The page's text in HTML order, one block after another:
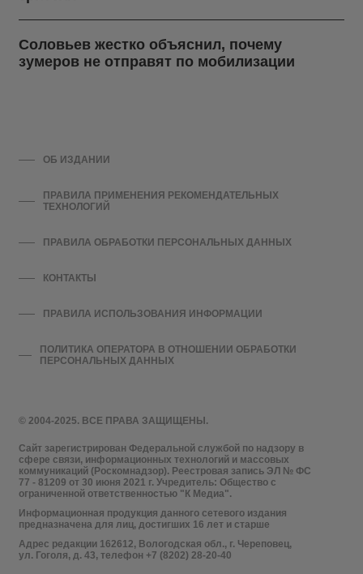
Соловьев жестко объяснил, почему
зумеров не отправят по мобилизации
© 2004-2025. ВСЕ ПРАВА ЗАЩИЩЕНЫ.
Сайт зарегистрирован Федеральной службой по надзору в
сфере связи, информационных технологий и массовых
коммуникаций (Роскомнадзор). Реестровая запись ЭЛ № ФС
77 - 81209 от 30 июня 2021 г. Учредитель: Общество с
ограниченной ответственностью "К Медиа".
Информационная продукция данного сетевого издания
предназначена для лиц, достигших 16 лет и старше
Адрес редакции 162612, Вологодская обл., г. Череповец,
ул. Гоголя, д. 43, телефон +7 (8202) 28-20-40
ОБ ИЗДАНИИ
ПРАВИЛА ПРИМЕНЕНИЯ РЕКОМЕНДАТЕЛЬНЫХ
ТЕХНОЛОГИЙ
ПРАВИЛА ОБРАБОТКИ ПЕРСОНАЛЬНЫХ ДАННЫХ
КОНТАКТЫ
ПРАВИЛА ИСПОЛЬЗОВАНИЯ ИНФОРМАЦИИ
ПОЛИТИКА ОПЕРАТОРА В ОТНОШЕНИИ ОБРАБОТКИ
ПЕРСОНАЛЬНЫХ ДАННЫХ